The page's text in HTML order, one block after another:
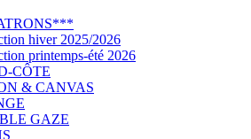
hiver 2025/2026
printemps-été 2026
CÔTE
& CANVAS
GAZE